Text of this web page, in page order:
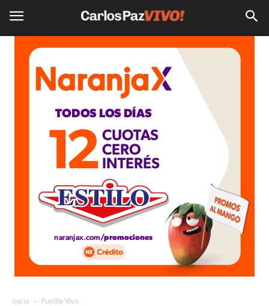
Inicio Punilla Vivo